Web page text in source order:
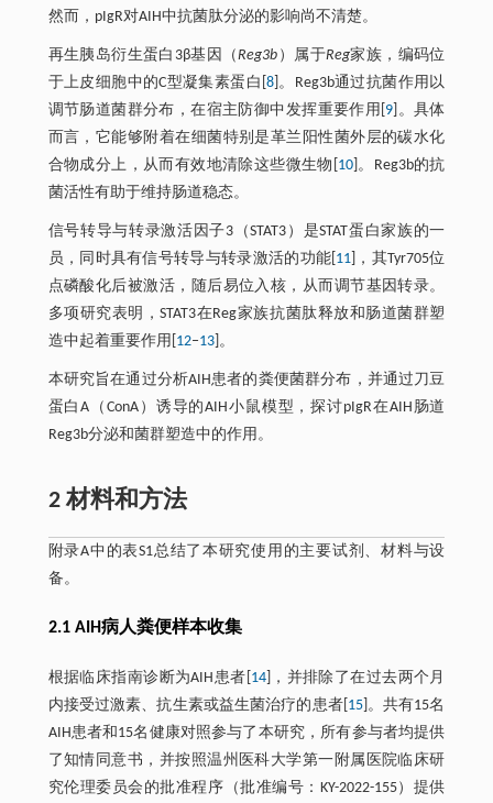
然而，pIgR对AIH中抗菌肽分泌的影响尚不清楚。
再生胰岛衍生蛋白3β基因（Reg3b ）属于Reg家族，编码位
于上皮细胞中的C型凝集素蛋白[ 8]。Reg3b通过抗菌作用以
调节肠道菌群分布，在宿主防御中发挥重要作用[ 9 ]。具体
而言，它能够附着在细菌特别是革兰阳性菌外层的碳水化
合物成分上，从而有效地清除这些微生物[ 10]。Reg3b的抗
菌活性有助于维持肠道稳态。
信号转导与转录激活因子3（STAT3）是STAT蛋白家族的一
员，同时具有信号转导与转录激活的功能[ 11 ]，其Tyr705位
点磷酸化后被激活，随后易位入核，从而调节基因转录。
多项研究表明，STAT3在Reg家族抗菌肽释放和肠道菌群塑
造中起着重要作用[ 12‒13]。
本研究旨在通过分析AIH患者的粪便菌群分布，并通过刀豆
蛋白A（ConA）诱导的AIH小鼠模型，探讨pIgR在AIH肠道
Reg3b分泌和菌群塑造中的作用。
2 材料和方法
附录A中的表S1总结了本研究使用的主要试剂、材料与设
备。
2.1 AIH病人粪便样本收集
根据临床指南诊断为AIH患者[ 14]，并排除了在过去两个月
内接受过激素、抗生素或益生菌治疗的患者[ 15]。共有15名
AIH患者和15名健康对照参与了本研究，所有参与者均提供
了知情同意书，并按照温州医科大学第一附属医院临床研
究伦理委员会的批准程序（批准编号：KY-2022-155）提供